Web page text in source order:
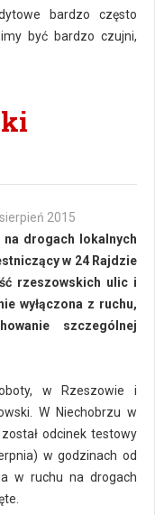
bardzo często
być bardzo czujni,
2015
drogach lokalnych
w 24 Rajdzie
rzeszowskich ulic i
wyłączona z ruchu,
szczególnej
w Rzeszowie i
W Niechobrzu w
odcinek testowy
w godzinach od
w ruchu na drogach